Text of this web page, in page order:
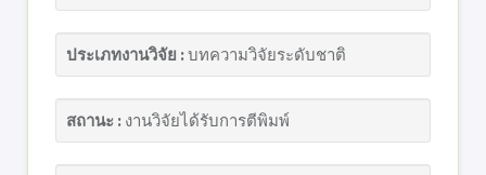
ประเภทงานวิจัย :บทความวิจัยระดับชาติ
สถานะ : งานวิจัยได้รับการตีพิมพ์